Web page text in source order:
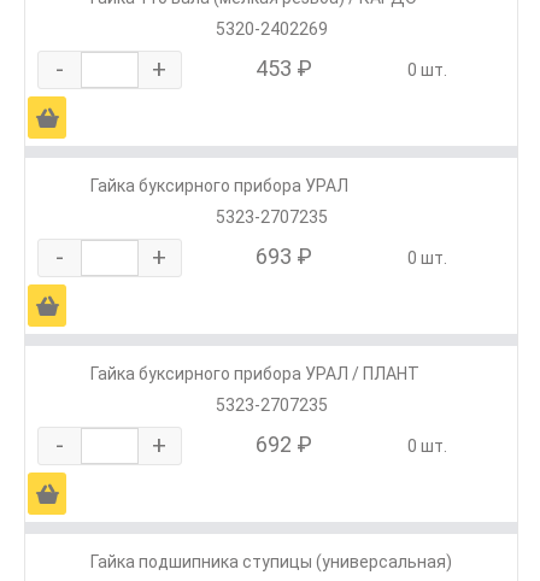
5320-2402269
- + 453 ₽ 0 шт.
Ä
Гайка буксирного прибора УРАЛ
5323-2707235
- + 693 ₽ 0 шт.
Ä
Гайка буксирного прибора УРАЛ / ПЛАНТ
5323-2707235
- + 692 ₽ 0 шт.
Ä
Гайка подшипника ступицы (универсальная)